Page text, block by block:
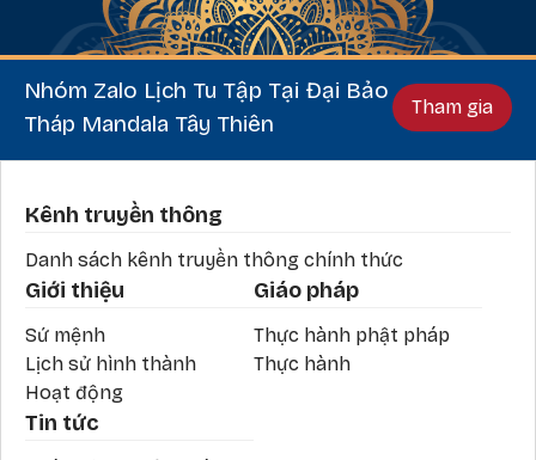
Nhóm Zalo Lịch Tu Tập Tại Đại Bảo
Tháp Mandala Tây Thiên
Tham gia
Phần chân
Kênh truyền thông
Danh sách kênh truyền thông chính thức
Giới thiệu
Sứ mệnh
Lịch sử hình thành
Hoạt động
Giáo pháp
Thực hành phật pháp
Thực hành
Tin tức